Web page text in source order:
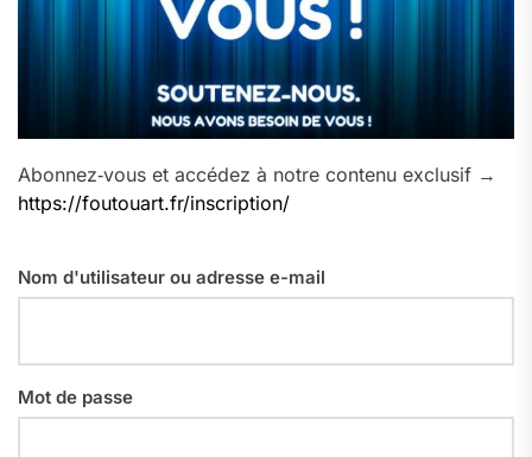
Abonnez‑vous et accédez à notre contenu exclusif →
https://foutouart.fr/inscription/
Nom d'utilisateur ou adresse e-mail
Mot de passe